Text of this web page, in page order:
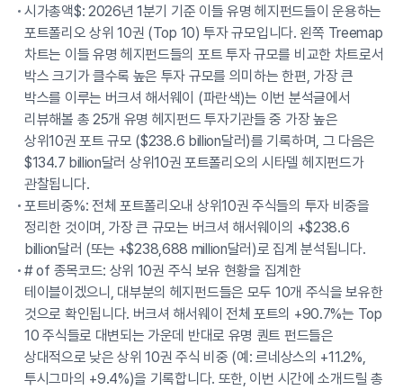
시가총액$: 2026년 1분기 기준 이들 유명 헤지펀드들이 운용하는
포트폴리오 상위 10권 (Top 10) 투자 규모입니다. 왼쪽 Treemap
차트는 이들 유명 헤지펀드들의 포트 투자 규모를 비교한 차트로서
박스 크기가 클수록 높은 투자 규모를 의미하는 한편, 가장 큰
박스를 이루는 버크셔 해서웨이 (파란색)는 이번 분석글에서
리뷰해볼 총 25개 유명 헤지펀드 투자기관들 중 가장 높은
상위10권 포트 규모 ($238.6 billion달러)를 기록하며, 그 다음은
$134.7 billion달러 상위10권 포트폴리오의 시타델 헤지펀드가
관찰됩니다.
포트비중%: 전체 포트폴리오내 상위10권 주식들의 투자 비중을
정리한 것이며, 가장 큰 규모는 버크셔 해서웨이의 +$238.6
billion달러 (또는 +$238,688 million달러)로 집계 분석됩니다.
# of 종목코드: 상위 10권 주식 보유 현황을 집계한
테이블이겠으니, 대부분의 헤지펀드들은 모두 10개 주식을 보유한
것으로 확인됩니다. 버크셔 해서웨이 전체 포트의 +90.7%는 Top
10 주식들로 대변되는 가운데 반대로 유명 퀀트 펀드들은
상대적으로 낮은 상위 10권 주식 비중 (예: 르네상스의 +11.2%,
투시그마의 +9.4%)을 기록합니다. 또한, 이번 시간에 소개드릴 총